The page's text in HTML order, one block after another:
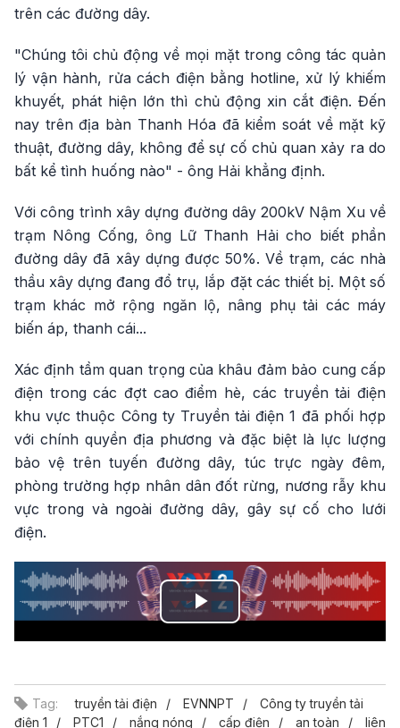
trên các đường dây.
"Chúng tôi chủ động về mọi mặt trong công tác quản
lý vận hành, rửa cách điện bằng hotline, xử lý khiếm
khuyết, phát hiện lớn thì chủ động xin cắt điện. Đến
nay trên địa bàn Thanh Hóa đã kiểm soát về mặt kỹ
thuật, đường dây, không để sự cố chủ quan xảy ra do
bất kể tình huống nào" - ông Hải khẳng định.
Với công trình xây dựng đường dây 200kV Nậm Xu về
trạm Nông Cống, ông Lữ Thanh Hải cho biết phần
đường dây đã xây dựng được 50%. Về trạm, các nhà
thầu xây dựng đang đổ trụ, lắp đặt các thiết bị. Một số
trạm khác mở rộng ngăn lộ, nâng phụ tải các máy
biến áp, thanh cái...
Xác định tầm quan trọng của khâu đảm bảo cung cấp
điện trong các đợt cao điểm hè, các truyền tải điện
khu vực thuộc Công ty Truyền tải điện 1 đã phối hợp
với chính quyền địa phương và đặc biệt là lực lượng
bảo vệ trên tuyến đường dây, túc trực ngày đêm,
phòng trường hợp nhân dân đốt rừng, nương rẫy khu
vực trong và ngoài đường dây, gây sự cố cho lưới
điện.
Play
Tag: truyền tải điện EVNNPT
Công ty truyền tải
điện 1
PTC1 nắng nóng cấp điện an toàn liên